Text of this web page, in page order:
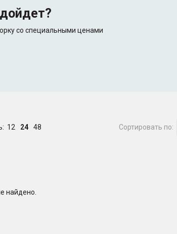
со специальными ценами
12 24 48 Сортировать по:
найдено.